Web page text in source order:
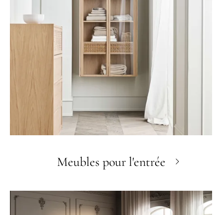
Meubles pour l'entrée